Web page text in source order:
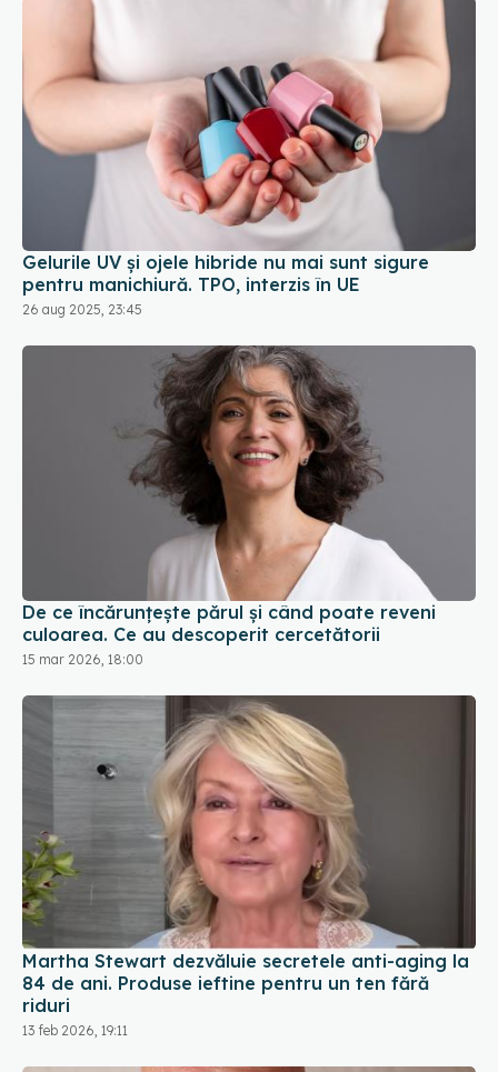
Gelurile UV și ojele hibride nu mai sunt sigure
pentru manichiură. TPO, interzis în UE
26 aug 2025, 23:45
De ce încărunțește părul și când poate reveni
culoarea. Ce au descoperit cercetătorii
15 mar 2026, 18:00
Martha Stewart dezvăluie secretele anti-aging la
84 de ani. Produse ieftine pentru un ten fără
riduri
13 feb 2026, 19:11